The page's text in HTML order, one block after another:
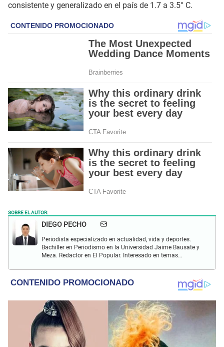
consistente y generalizado en el país de 1.7 a 3.5° C.
SOBRE EL AUTOR:
DIEGO PECHO
Periodista especializado en actualidad, vida y deportes.
Bachiller en Periodismo en la Universidad Jaime Bausate y
Meza. Redactor en El Popular. Interesado en temas
internacional, trucos caseros y educación.